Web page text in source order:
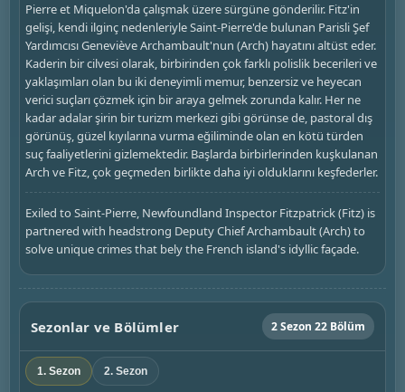
Pierre et Miquelon'da çalışmak üzere sürgüne gönderilir. Fitz'in
gelişi, kendi ilginç nedenleriyle Saint-Pierre'de bulunan Parisli Şef
Yardımcısı Geneviève Archambault'nun (Arch) hayatını altüst eder.
Kaderin bir cilvesi olarak, birbirinden çok farklı polislik becerileri ve
yaklaşımları olan bu iki deneyimli memur, benzersiz ve heyecan
verici suçları çözmek için bir araya gelmek zorunda kalır. Her ne
kadar adalar şirin bir turizm merkezi gibi görünse de, pastoral dış
görünüş, güzel kıyılarına vurma eğiliminde olan en kötü türden
suç faaliyetlerini gizlemektedir. Başlarda birbirlerinden kuşkulanan
Arch ve Fitz, çok geçmeden birlikte daha iyi olduklarını keşfederler.
Exiled to Saint-Pierre, Newfoundland Inspector Fitzpatrick (Fitz) is
partnered with headstrong Deputy Chief Archambault (Arch) to
solve unique crimes that bely the French island's idyllic façade.
Sezonlar ve Bölümler 2 Sezon 22 Bölüm
1. Sezon 2. Sezon